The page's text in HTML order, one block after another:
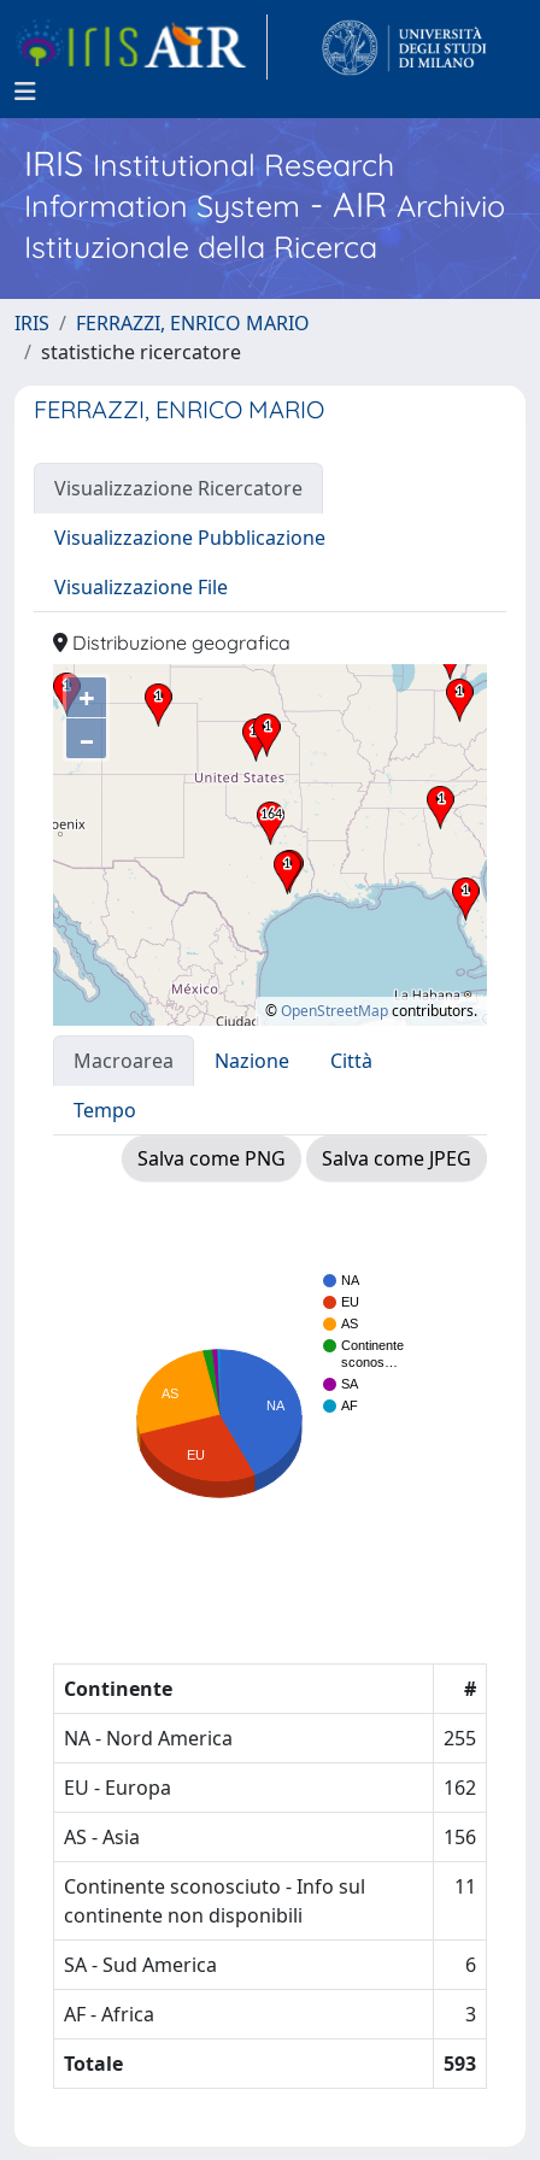
IRISInstitutional Research
Information System - AIR Archivio
Istituzionale della Ricerca
IRIS
FERRAZZI, ENRICO MARIO
statistiche ricercatore
FERRAZZI, ENRICO MARIO
Visualizzazione Ricercatore
Visualizzazione Pubblicazione
Visualizzazione File
Distribuzione geografica
+
–
©OpenStreetMapcontributors.
Macroarea Nazione
Città
Tempo
Salva come PNG
Salva come JPEG
NA
EU
AS
Continente
sconos…
SA
AF
NA
AS
EU
Continente
#
NA - Nord America
255
EU - Europa
162
AS - Asia
156
Continente sconosciuto - Info sul
continente non disponibili
11
SA - Sud America
6
AF - Africa
3
Totale
593